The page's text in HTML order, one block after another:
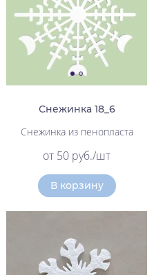
Снежинка 18_6
Снежинка из пенопласта
от 50 руб./шт
В корзину